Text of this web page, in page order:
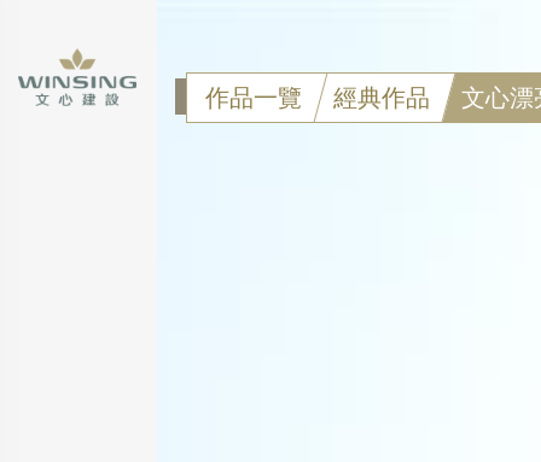
點擊可看大圖
作品一覽 經典作品 文心漂